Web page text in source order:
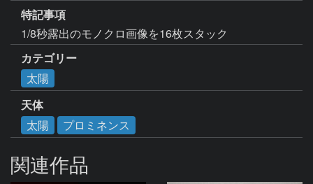
特記事項
1/8秒露出のモノクロ画像を16枚スタック
カテゴリー
太陽
天体
太陽
プロミネンス
関連作品